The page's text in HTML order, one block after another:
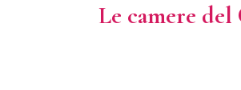
Le camere